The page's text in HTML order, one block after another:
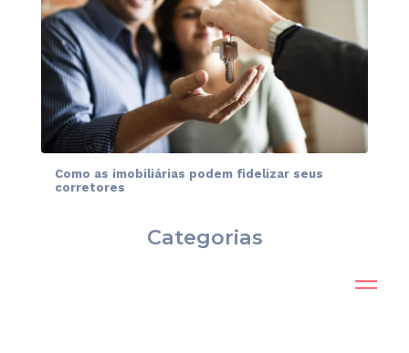
Como as imobiliárias podem fidelizar seus
corretores
Categorias